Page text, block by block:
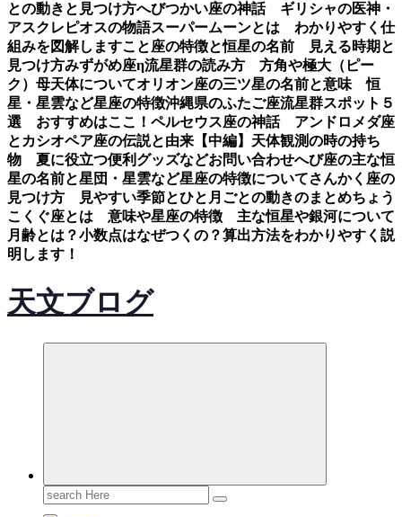
との動きと見つけ方へびつかい座の神話 ギリシャの医神・
アスクレピオスの物語スーパームーンとは わかりやすく仕
組みを図解しますこと座の特徴と恒星の名前 見える時期と
見つけ方みずがめ座η流星群の読み方 方角や極大（ピー
ク）母天体についてオリオン座の三ツ星の名前と意味 恒
星・星雲など星座の特徴沖縄県のふたご座流星群スポット５
選 おすすめはここ！ ペルセウス座の神話 アンドロメダ座
とカシオペア座の伝説と由来【中編】 天体観測の時の持ち
物 夏に役立つ便利グッズなどお問い合わせへび座の主な恒
星の名前と星団・星雲など星座の特徴についてさんかく座の
見つけ方 見やすい季節とひと月ごとの動きのまとめちょう
こくぐ座とは 意味や星座の特徴 主な恒星や銀河について
月齢とは？小数点はなぜつくの？算出方法をわかりやすく説
明します！
天文ブログ
Search
for: